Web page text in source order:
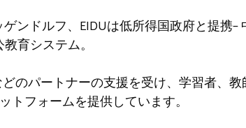
ンドルフ、EIDUは低所得国政府と提携–
教育システム。
どのパートナーの支援を受け、学習者、
フォームを提供しています。